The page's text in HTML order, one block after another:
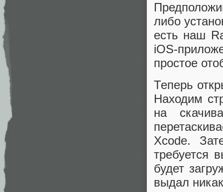
либо
есть наш
iOS-
простое
Теперь
Находим
на
Xcode.
требуется
будет
выдал